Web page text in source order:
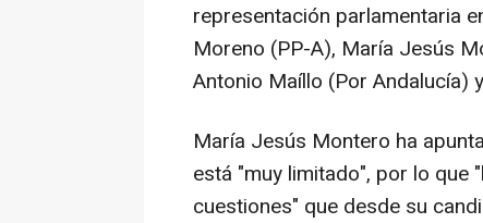
representación parlamentaria
Moreno (PP-A), María Jesús
Antonio Maíllo (Por Andalucía)
María Jesús Montero ha
está "muy limitado", por lo que
cuestiones" que desde su